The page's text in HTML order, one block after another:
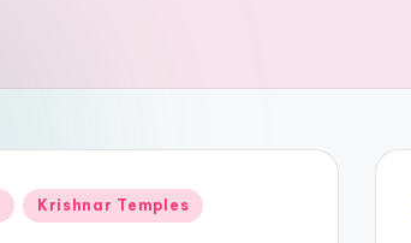
Krishnar Temples